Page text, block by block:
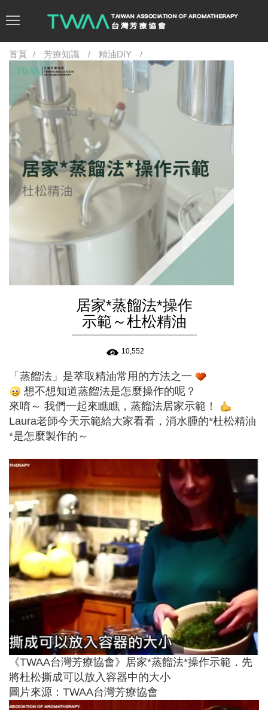
首頁 芳療知識 精油DIY
居家*蒸餾法*操作
示範～杜松精油
10,552
「蒸餾法」是萃取精油常用的方法之一
想不想知道蒸餾法是怎麼操作的呢？
來唷～ 我們一起來瞧瞧，蒸餾法居家示範！
Laura老師今天示範給大家看看，消水腫的*杜松精油
*是怎麼製作的～
《TWAA台灣芳療協會》居家*蒸餾法*操作示範．先
將杜松撕成可以放入容器中的大小
圖片來源：TWAA台灣芳療協會